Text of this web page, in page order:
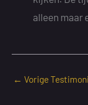
alleen maar
← Vorige